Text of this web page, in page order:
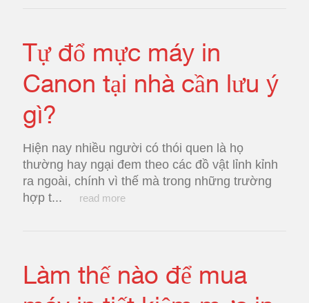
Tự đổ mực máy in
Canon tại nhà cần lưu ý
gì?
Hiện nay nhiều người có thói quen là họ
thường hay ngại đem theo các đồ vật lỉnh kỉnh
ra ngoài, chính vì thế mà trong những trường
hợp t...
read more
Làm thế nào để mua